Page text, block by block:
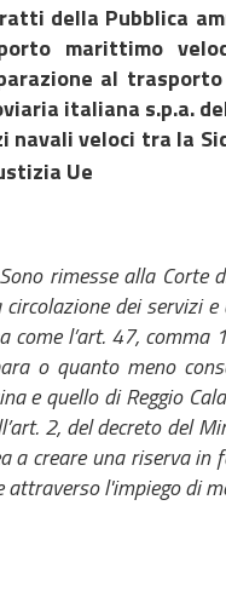
della Pubblica
marittimo
al
italiana s.p.a.
navali veloci tra la
Ue
Sono rimesse alla Corte
circolazione dei servizi
come l’art. 47,
o quanto meno
e quello di Reggio
2, del decreto del
a creare una riserva in
attraverso l'impiego di